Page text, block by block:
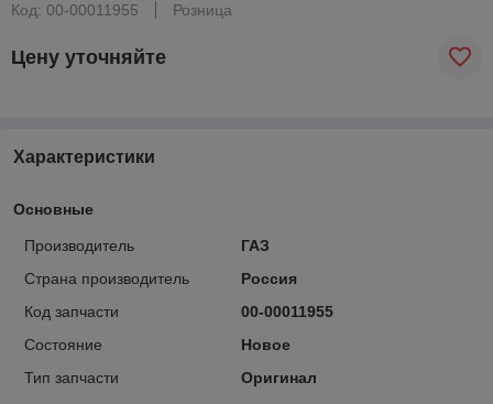
Код: 00-00011955
Розница
Цену уточняйте
Характеристики
Основные
Производитель
ГАЗ
Страна производитель
Россия
Код запчасти
00-00011955
Состояние
Новое
Тип запчасти
Оригинал